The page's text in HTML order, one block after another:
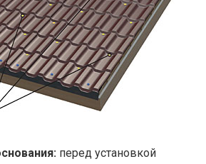
перед установкой